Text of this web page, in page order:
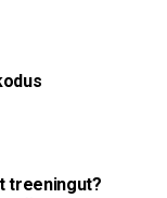
treeningut?